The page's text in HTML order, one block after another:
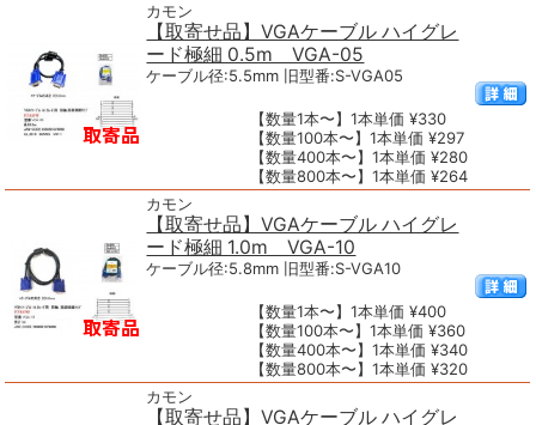
カモン
【取寄せ品】VGAケーブル ハイグレ
ード極細 0.5m VGA-05
ケーブル径:5.5mm 旧型番:S-VGA05
【数量1本〜】1本単価 ¥330
【数量100本〜】1本単価 ¥297
【数量400本〜】1本単価 ¥280
【数量800本〜】1本単価 ¥264
カモン
【取寄せ品】VGAケーブル ハイグレ
ード極細 1.0m VGA-10
ケーブル径:5.8mm 旧型番:S-VGA10
【数量1本〜】1本単価 ¥400
【数量100本〜】1本単価 ¥360
【数量400本〜】1本単価 ¥340
【数量800本〜】1本単価 ¥320
カモン
【取寄せ品】VGAケーブル ハイグレ